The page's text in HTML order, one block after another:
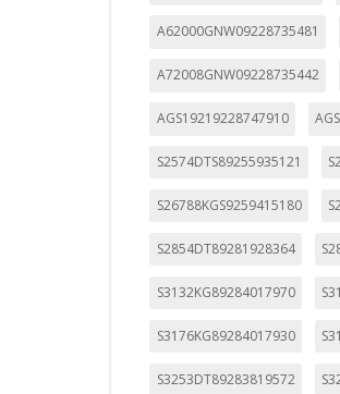
A62000GNW09228735481
A72008GNW09228735442
AGS19219228747910
S2574DTS89255935121
S26788KGS9259415180
S2854DT89281928364
S3132KG89284017970
S3176KG89284017930
S3253DT89283819572
política de